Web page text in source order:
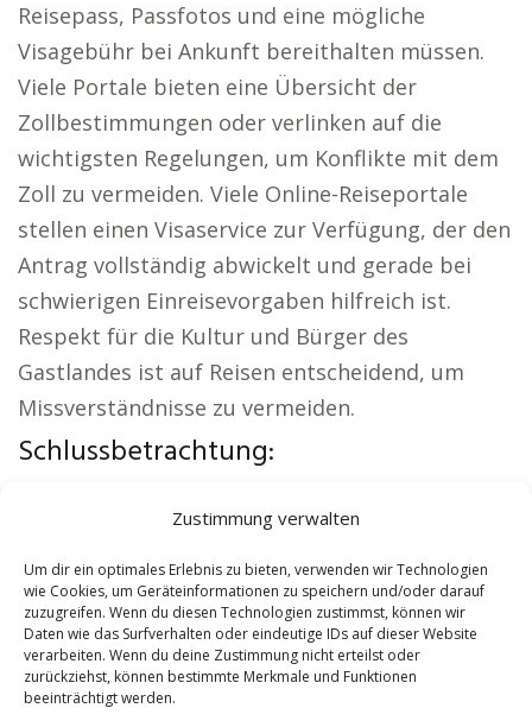
Zustimmung verwalten
Um dir ein optimales Erlebnis zu bieten, verwenden wir Technologien
wie Cookies, um Geräteinformationen zu speichern und/oder darauf
zuzugreifen. Wenn du diesen Technologien zustimmst, können wir
Daten wie das Surfverhalten oder eindeutige IDs auf dieser Website
verarbeiten. Wenn du deine Zustimmung nicht erteilst oder
zurückziehst, können bestimmte Merkmale und Funktionen
beeinträchtigt werden.
Reisepass, Passfotos und eine mögliche
Visagebühr bei Ankunft bereithalten müssen.
Viele Portale bieten eine Übersicht der
Zollbestimmungen oder verlinken auf die
wichtigsten Regelungen, um Konflikte mit dem
Zoll zu vermeiden. Viele Online-Reiseportale
stellen einen Visaservice zur Verfügung, der den
Antrag vollständig abwickelt und gerade bei
schwierigen Einreisevorgaben hilfreich ist.
Respekt für die Kultur und Bürger des
Gastlandes ist auf Reisen entscheidend, um
Missverständnisse zu vermeiden.
Schlussbetrachtung:
Wohnung mieten Böhlen |Kirche Böhlen
Reisebüro Böhlen|Versicherung Böhlen|
Hauskauf Böhlen
Contents [show]